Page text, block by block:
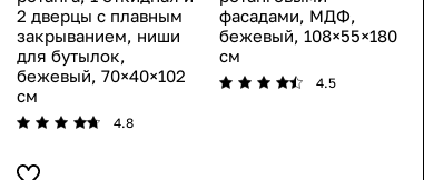
2 дверцы с плавным
закрыванием, ниши
для бутылок,
бежевый, 70×40×102
см
4.8
фасадами, МДФ,
бежевый, 108×55×180
см
4.5